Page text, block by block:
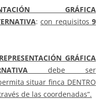
GRÁFICA
: con requisitos 9
GRÁFICA
debe ser
situar finca DENTRO
de las coordenadas”.